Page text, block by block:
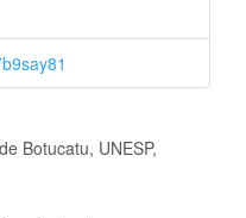
Botucatu, UNESP,